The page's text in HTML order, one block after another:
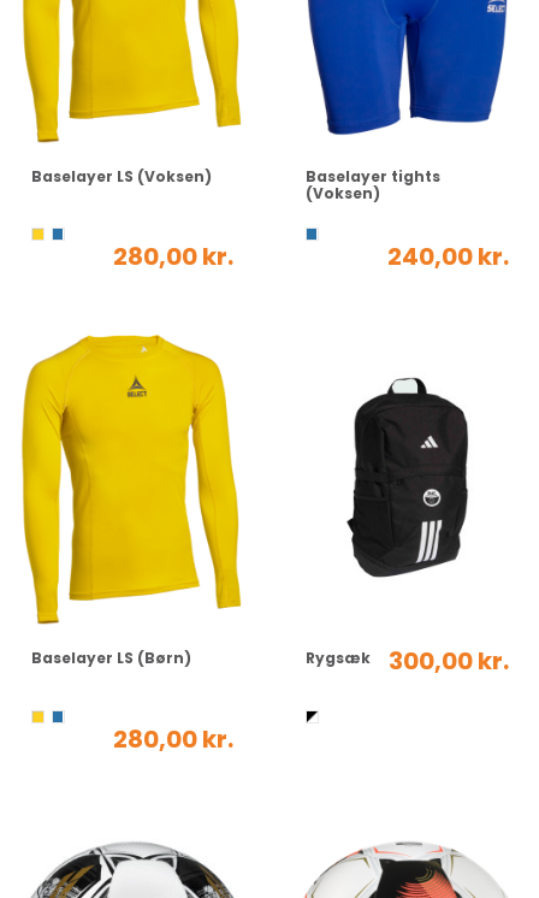
Baselayer LS (Voksen)
280,00 kr.
Baselayer tights
(Voksen)
240,00 kr.
Baselayer LS (Børn)
280,00 kr.
Rygsæk 300,00 kr.